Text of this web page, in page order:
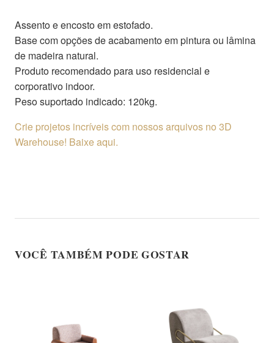
Assento e encosto em estofado.
Base com opções de acabamento em pintura ou lâmina
de madeira natural.
Produto recomendado para uso residencial e
corporativo indoor.
Peso suportado indicado: 120kg.
Crie projetos incríveis com nossos arquivos no 3D
Warehouse! Baixe aqui.
VOCÊ TAMBÉM PODE GOSTAR